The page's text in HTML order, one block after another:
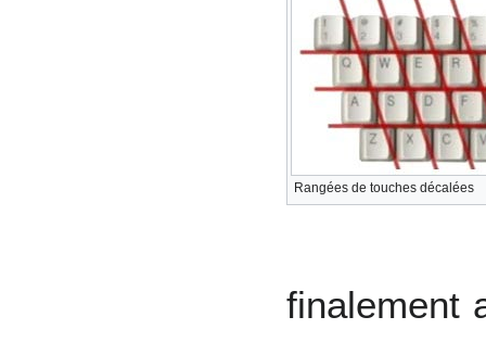
Rangées de touches décalées
finalement